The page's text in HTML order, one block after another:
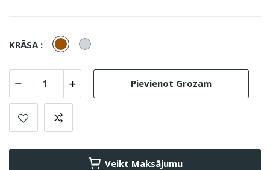
KRĀSA : BrūnaPelēks
Pievienot Grozam
Veikt Maksājumu